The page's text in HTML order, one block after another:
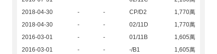
2018-04-30
- - CP/D2
1,770萬
2018-04-30
- - 02/11D
1,770萬
2016-03-01
- - 01/11B
1,605萬
2016-03-01
- - -/B1
1,605萬